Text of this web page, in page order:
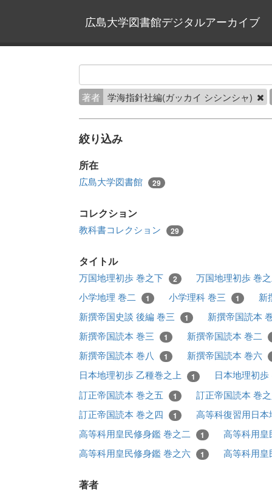
広島大学図書館デジタルアーカイブ
著者 学海指針社編(ガッカイ シシンシャ)
絞り込み
所在
広島大学図書館 29
コレクション
教科書コレクション 29
タイトル
万国地理初歩 巻之下 2
万国地理初歩 巻
小学地理 巻二
1 小学理科 巻三 1
新
新撰帝国史談 後編 巻三
1
新撰帝国読本
新撰帝国読本 巻三
1
新撰帝国読本 巻二
新撰帝国読本 巻八
1
新撰帝国読本 巻六
日本地理初歩 乙種巻之上
1
日本地理初
訂正帝国読本 巻之五
1
訂正帝国読本 巻
訂正帝国読本 巻之四
1
高等科復習用日
高等科用皇民修身鑑 巻之二
1
高等科用
高等科用皇民修身鑑 巻之六
1 高等科用
著者